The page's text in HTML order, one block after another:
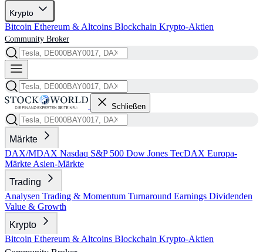
Krypto
Bitcoin Ethereum & Altcoins Blockchain Krypto-Aktien
Community Broker
Schließen
Märkte
DAX/MDAX Nasdaq S&P 500 Dow Jones TecDAX Europa-
Märkte Asien-Märkte
Trading
Analysen Trading & Momentum Turnaround Earnings Dividenden
Value & Growth
Krypto
Bitcoin Ethereum & Altcoins Blockchain Krypto-Aktien